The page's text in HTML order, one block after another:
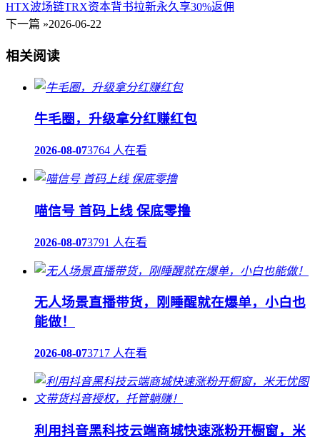
HTX波场链TRX资本背书拉新永久享30%返佣
下一篇 »2026-06-22
相关阅读
牛毛圈，升级拿分红赚红包
2026-08-073764 人在看
喵信号 首码上线 保底零撸
2026-08-073791 人在看
无人场景直播带货，刚睡醒就在爆单，小白也
能做！
2026-08-073717 人在看
利用抖音黑科技云端商城快速涨粉开橱窗，米